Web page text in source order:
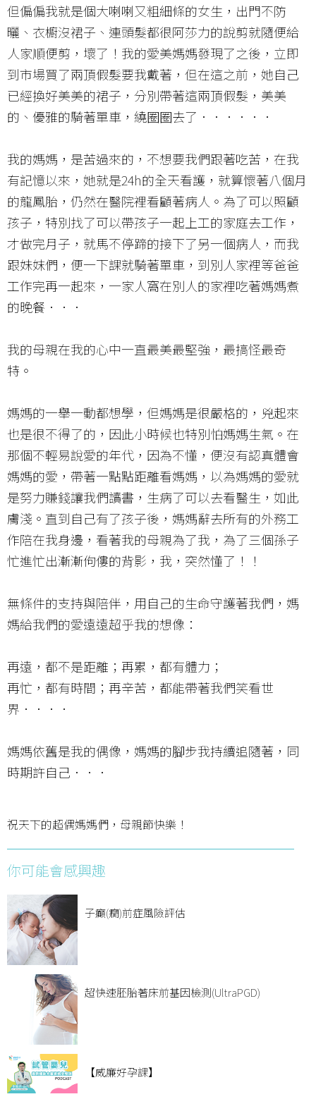
但偏偏我就是個大喇喇又粗細條的女生，出門不防
曬、衣櫥沒裙子、連頭髮都很阿莎力的說剪就隨便給
人家順便剪，壞了！我的愛美媽媽發現了之後，立即
到市場買了兩頂假髮要我戴著，但在這之前，她自己
已經換好美美的裙子，分別帶著這兩頂假髮，美美
的、優雅的騎著單車，繞圈圈去了．．．．．．
我的媽媽，是苦過來的，不想要我們跟著吃苦，在我
有記憶以來，她就是24h的全天看護，就算懷著八個月
的龍鳳胎，仍然在醫院裡看顧著病人。為了可以照顧
孩子，特別找了可以帶孩子一起上工的家庭去工作，
才做完月子，就馬不停蹄的接下了另一個病人，而我
跟妹妺們，便一下課就騎著單車，到別人家裡等爸爸
工作完再一起來，一家人窩在別人的家裡吃著媽媽煮
的晚餐．．．
我的母親在我的心中一直最美最堅強，最搞怪最奇
特。
媽媽的一舉一動都想學，但媽媽是很嚴格的，兇起來
也是很不得了的，因此小時候也特別怕媽媽生氣。在
那個不輕易說愛的年代，因為不懂，便沒有認真體會
媽媽的愛，帶著一點點距離看媽媽，以為媽媽的愛就
是努力賺錢讓我們讀書，生病了可以去看醫生，如此
膚淺。直到自己有了孩子後，媽媽辭去所有的外務工
作陪在我身邊，看著我的母親為了我，為了三個孫子
忙進忙出漸漸佝僂的背影，我，突然懂了！！
無條件的支持與陪伴，用自己的生命守護著我們，媽
媽給我們的愛遠遠超乎我的想像：
再遠，都不是距離；再累，都有體力；
再忙，都有時間；再辛苦，都能帶著我們笑看世
界．．．．
媽媽依舊是我的偶像，媽媽的腳步我持續追隨著，同
時期許自己．．．
祝天下的超偶媽媽們，母親節快樂！
你可能會感興趣
子癲(癇)前症風險評估
超快速胚胎著床前基因檢測(UltraPGD)
【威廉好孕課】